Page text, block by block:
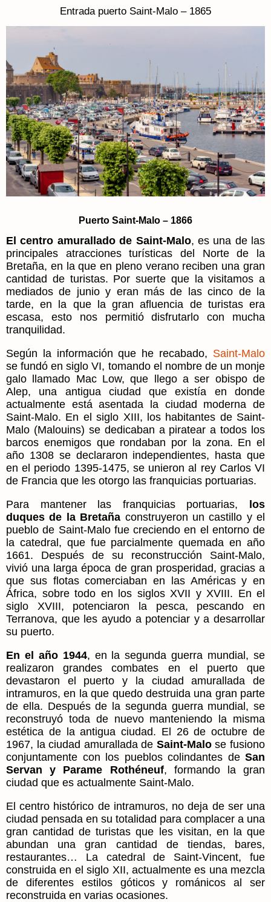
Entrada puerto Saint-Malo – 1865
Puerto Saint-Malo – 1866
El centro amurallado de Saint-Malo, es una de las
principales atracciones turísticas del Norte de la
Bretaña, en la que en pleno verano reciben una gran
cantidad de turistas. Por suerte que la visitamos a
mediados de junio y eran más de las cinco de la
tarde, en la que la gran afluencia de turistas era
escasa, esto nos permitió disfrutarlo con mucha
tranquilidad.
Según la información que he recabado, Saint-Malo
se fundó en siglo VI, tomando el nombre de un monje
galo llamado Mac Low, que llego a ser obispo de
Alep, una antigua ciudad que existía en donde
actualmente está asentada la ciudad moderna de
Saint-Malo. En el siglo XIII, los habitantes de Saint-
Malo (Malouins) se dedicaban a piratear a todos los
barcos enemigos que rondaban por la zona. En el
año 1308 se declararon independientes, hasta que
en el periodo 1395-1475, se unieron al rey Carlos VI
de Francia que les otorgo las franquicias portuarias.
Para mantener las franquicias portuarias, los
duques de la Bretaña construyeron un castillo y el
pueblo de Saint-Malo fue creciendo en el entorno de
la catedral, que fue parcialmente quemada en año
1661. Después de su reconstrucción Saint-Malo,
vivió una larga época de gran prosperidad, gracias a
que sus flotas comerciaban en las Américas y en
África, sobre todo en los siglos XVII y XVIII. En el
siglo XVIII, potenciaron la pesca, pescando en
Terranova, que les ayudo a potenciar y a desarrollar
su puerto.
En el año 1944, en la segunda guerra mundial, se
realizaron grandes combates en el puerto que
devastaron el puerto y la ciudad amurallada de
intramuros, en la que quedo destruida una gran parte
de ella. Después de la segunda guerra mundial, se
reconstruyó toda de nuevo manteniendo la misma
estética de la antigua ciudad. El 26 de octubre de
1967, la ciudad amurallada de Saint-Malose fusiono
conjuntamente con los pueblos colindantes de San
Servan y Parame Rothéneuf, formando la gran
ciudad que es actualmente Saint-Malo.
El centro histórico de intramuros, no deja de ser una
ciudad pensada en su totalidad para complacer a una
gran cantidad de turistas que les visitan, en la que
abundan una gran cantidad de tiendas, bares,
restaurantes… La catedral de Saint-Vincent, fue
construida en el siglo XII, actualmente es una mezcla
de diferentes estilos góticos y románicos al ser
reconstruida en varias ocasiones.